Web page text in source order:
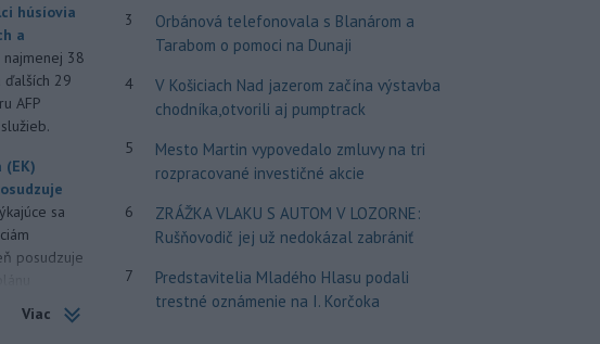
húsíovia
a
38
ďalších 29
AFP
(EK)
sa
posudzuje
Viac
3
Orbánová telefonovala s Blanárom a
Tarabom o pomoci na Dunaji
4
V Košiciach Nad jazerom začína výstavba
chodníka,otvorili aj pumptrack
5
Mesto Martin vypovedalo zmluvy na tri
rozpracované investičné akcie
6
ZRÁŽKA VLAKU S AUTOM V LOZORNE:
Rušňovodič jej už nedokázal zabrániť
7
Predstavitelia Mladého Hlasu podali
trestné oznámenie na I. Korčoka